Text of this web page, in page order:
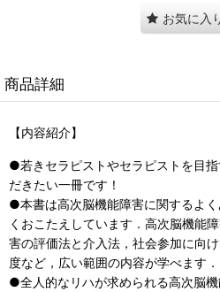
お気に入
商品詳細
【内容紹介】
●若きセラピストやセラピストを目
だきたい一冊です！
●本書は高次脳機能障害に関するよ
くおこたえしています．高次脳機能
害の評価法と介入法，社会参加に向
度など，広い範囲の内容が学べます．
●全人的なリハが求められる高次脳